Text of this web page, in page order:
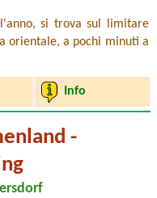
si trova sul limitare
orientale, a pochi minuti a
Info
-